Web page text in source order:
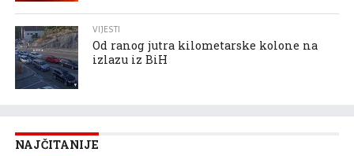
VIJESTI
Od ranog jutra kilometarske kolone na
izlazu iz BiH
NAJČITANIJE